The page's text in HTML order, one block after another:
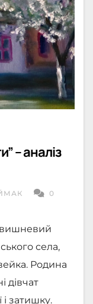
– аналіз
0
села,
Родина
дівчат
затишку.